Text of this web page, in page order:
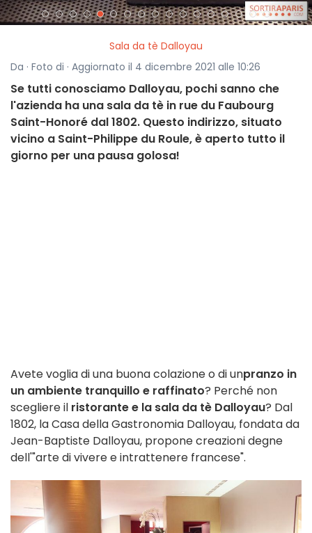
Sala da tè Dalloyau
Da · Foto di · Aggiornato il 4 dicembre 2021 alle 10:26
Se tutti conosciamo Dalloyau, pochi sanno che
l'azienda ha una sala da tè in rue du Faubourg
Saint-Honoré dal 1802. Questo indirizzo, situato
vicino a Saint-Philippe du Roule, è aperto tutto il
giorno per una pausa golosa!
Avete voglia di una buona colazione o di unpranzo in
un ambiente tranquillo e raffinato? Perché non
scegliere il ristorante e la sala da tè Dalloyau? Dal
1802, la Casa della Gastronomia Dalloyau, fondata da
Jean-Baptiste Dalloyau, propone creazioni degne
dell'"arte di vivere e intrattenere francese".